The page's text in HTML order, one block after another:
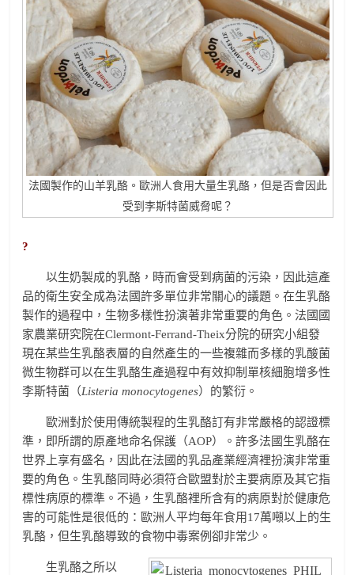
法國製作的山羊乳酪。歐洲人食用大量生乳酪，但是否會因此
受到李斯特菌威脅呢？
?
以生奶製成的乳酪，時而會受到病菌的污染，因此這產
品的衛生安全成為法國許多單位非常關心的議題。在生乳酪
製作的過程中，生物多樣性扮演著非常重要的角色。法國國
家農業研究院在Clermont-Ferrand-Theix分院的研究小組發
現在某些生乳酪表層的自然產生的一些複雜而多樣的乳酸菌
微生物群可以在生乳酪生產過程中有效抑制單核細胞增多性
李斯特菌（Listeria monocytogenes）的繁衍。
歐洲對於使用傳統製程的生乳酪訂有非常嚴格的認證標
準，即所謂的原產地命名保護（AOP）。許多法國生乳酪在
世界上享有盛名，因此在法國的乳品產業經濟裡扮演非常重
要的角色。生乳酪同時必須符合歐盟對於主要病原及其它指
標性病原的標準。不過，生乳酪裡所含有的病原對於健康危
害的可能性是很低的：歐洲人平均每年食用17萬噸以上的生
乳酪，但生乳酪導致的食物中毒案例卻非常少。
生乳酪之所以